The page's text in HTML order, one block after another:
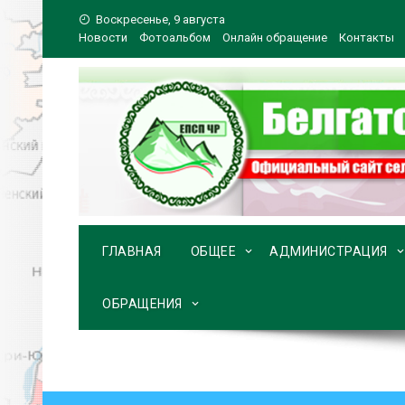
к
содержимому
Воскресенье, 9 августа
Новости
Фотоальбом Онлайн обращение Контакты
ГЛАВНАЯ ОБЩЕЕ АДМИНИСТРАЦИЯ
ОБРАЩЕНИЯ